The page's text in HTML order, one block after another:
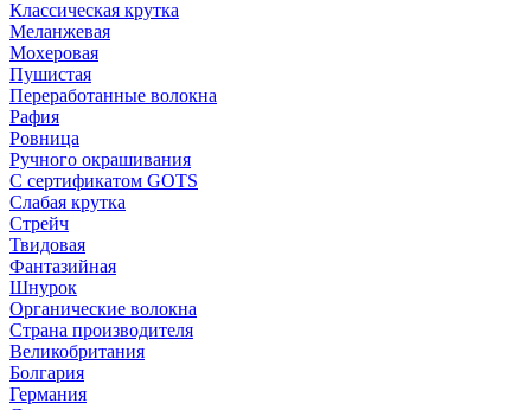
Классическая крутка
Меланжевая
Мохеровая
Пушистая
Переработанные волокна
Рафия
Ровница
Ручного окрашивания
С сертификатом GOTS
Слабая крутка
Стрейч
Твидовая
Фантазийная
Шнурок
Органические волокна
Страна производителя
Великобритания
Болгария
Германия